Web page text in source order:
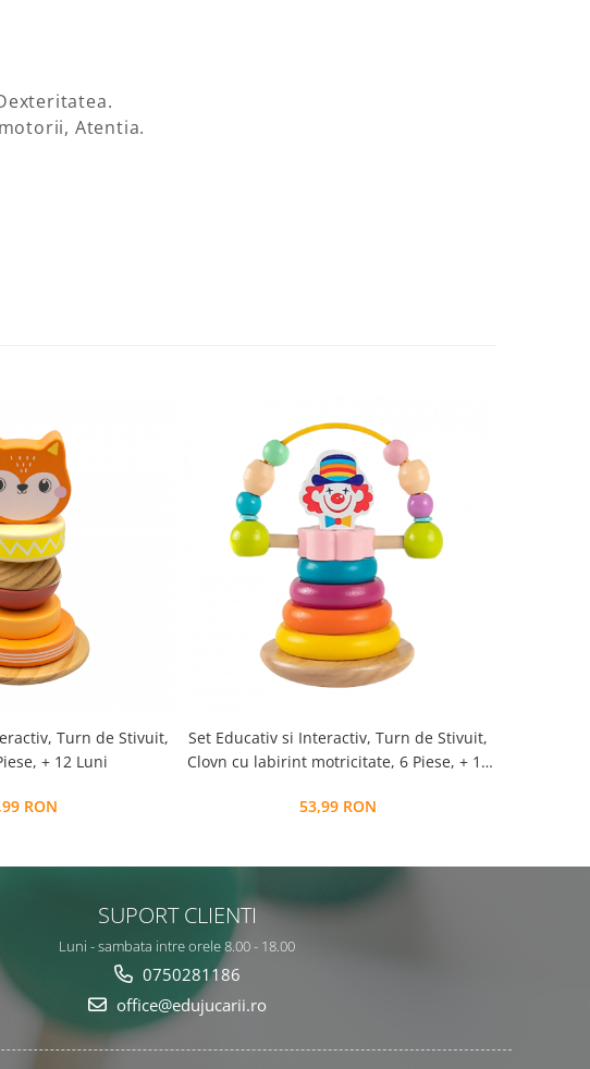
Atentia.
Turn de Stivuit,
+ 12 Luni
RON
Set Educativ si Interactiv, Turn de Stivuit,
Clovn cu labirint motricitate, 6 Piese, + 12
53,99 RON
SUPORT CLIENTI
Luni - sambata intre orele 8.00 - 18.00
0750281186
office@edujucarii.ro